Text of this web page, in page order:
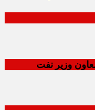
وزیر نفت